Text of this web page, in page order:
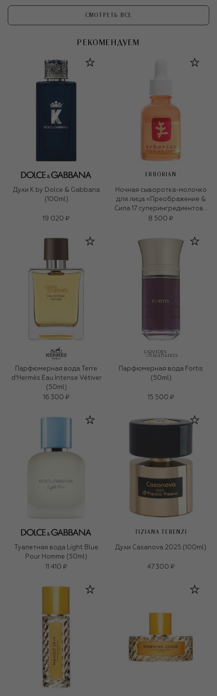
СМОТРЕТЬ ВСЕ
РЕКОМЕНДУЕМ
Духи K by Dolce & Gabbana
(100ml)
19 020 ₽
ERBORIAN
Ночная сыворотка-молочко
для лица «Преображение &
Сила 17 суперингредиентов»
(30ml)
8 500 ₽
Парфюмерная вода Terre
d'Hermès Eau Intense Vétiver
(50ml)
16 300 ₽
Парфюмерная вода Fortis
(50ml)
15 500 ₽
Туалетная вода Light Blue
Pour Homme (50ml)
11 410 ₽
TIZIANA TERENZI
Духи Casanova 2025 (100ml)
47 300 ₽